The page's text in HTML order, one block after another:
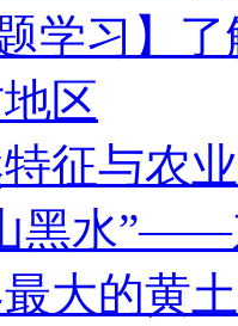
学习】
区
征与农业
黑水”——
最大的黄